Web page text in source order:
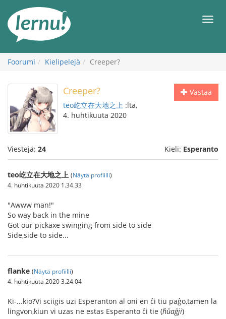
sisältöön
Foorumi Kielipelejä Creeper?
Vastaa
Creeper?
teo屹立在大地之上 :lta,
4. huhtikuuta 2020
Viestejä: 24 Kieli: Esperanto
teo屹立在大地之上 (Näytä profiilli)
4. huhtikuuta 2020 1.34.33
"Awww man!"
So way back in the mine
Got our pickaxe swinging from side to side
Side,side to side...
flanke (Näytä profiilli)
4. huhtikuuta 2020 3.24.04
Ki-...kio?Vi sciigis uzi Esperanton al oni en ĉi tiu paĝo,tamen la
lingvon,kiun vi uzas ne estas Esperanto ĉi tie (ĥŭaĝji)